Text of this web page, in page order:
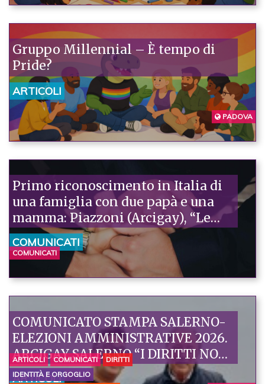
Gruppo Millennial – È tempo di
Pride?
ARTICOLI
PADOVA
Primo riconoscimento in Italia di
una famiglia con due papà e una
mamma: Piazzoni (Arcigay), “Le
famiglie sono cambiate, le leggi
devono stare al passo”
COMUNICATI
COMUNICATI
COMUNICATO STAMPA SALERNO-
ELEZIONI AMMINISTRATIVE 2026.
ARCIGAY SALERNO “I DIRITTI NON
SONO SLOGAN: SERVONO
ARTICOLI
ARTICOLI COMUNICATI
DIRITTI
IDENTITÀ E ORGOGLIO